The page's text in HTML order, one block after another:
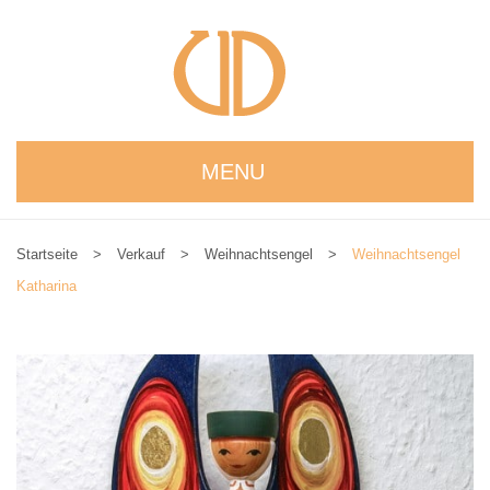
MENU
ONLINESHOP
alle Produkte
Kreativbaukasten
Startseite > Verkauf > Weihnachtsengel >
Weihnachtsengel
Katharina